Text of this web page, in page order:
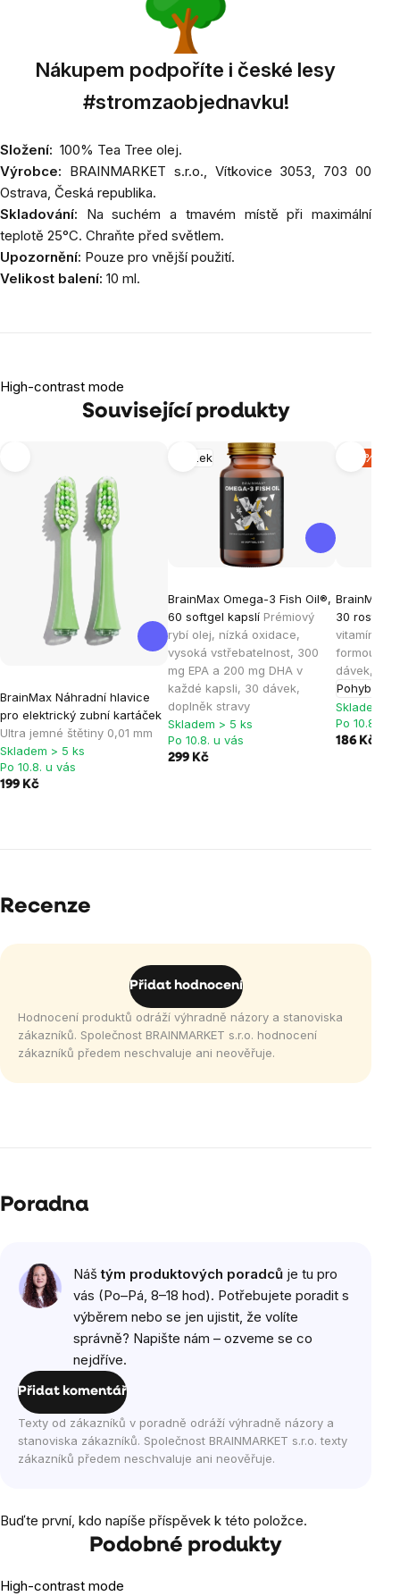
Nákupem podpoříte i české lesy
#stromzaobjednavku!
Složení: 100% Tea Tree olej.
Výrobce: BRAINMARKET s.r.o., Vítkovice 3053, 703 00
Ostrava, Česká republika.
Skladování: Na suchém a tmavém místě při maximální
teplotě 25°C. Chraňte před světlem.
Upozornění: Pouze pro vnější použití.
Velikost balení: 10 ml.
High-contrast mode
Související produkty
BrainMax Náhradní hlavice
pro elektrický zubní kartáček
Ultra jemné štětiny 0,01 mm
Skladem > 5 ks
Po 10.8. u vás
199 Kč
Mozek
BrainMax Omega-3 Fish Oil®,
60 softgel kapslí Prémiový
rybí olej, nízká oxidace,
vysoká vstřebatelnost, 300
mg EPA a 200 mg DHA v
každé kapsli, 30 dávek,
doplněk stravy
Skladem > 5 ks
Po 10.8. u vás
299 Kč
-15 %
BrainMax®
30
vitamínem
formou
dávek,
Pohybový
Skladem >
Po 10.8. u
186 Kč
Recenze
Přidat hodnocení
Hodnocení produktů odráží výhradně názory a stanoviska
zákazníků. Společnost BRAINMARKET s.r.o. hodnocení
zákazníků předem neschvaluje ani neověřuje.
Poradna
Náštým produktových poradců je tu pro
vás (Po–Pá, 8–18 hod). Potřebujete poradit s
výběrem nebo se jen ujistit, že volíte
správně? Napište nám – ozveme se co
nejdříve.
Přidat komentář
Texty od zákazníků v poradně odráží výhradně názory a
stanoviska zákazníků. Společnost BRAINMARKET s.r.o. texty
zákazníků předem neschvaluje ani neověřuje.
Buďte první, kdo napíše příspěvek k této položce.
Podobné produkty
High-contrast mode